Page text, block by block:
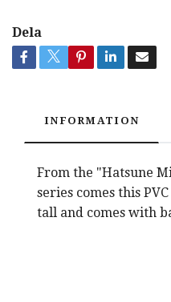
Dela
INFORMATION
From the "Hatsune
series comes this
tall and comes with